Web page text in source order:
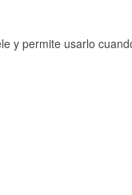
y permite usarlo